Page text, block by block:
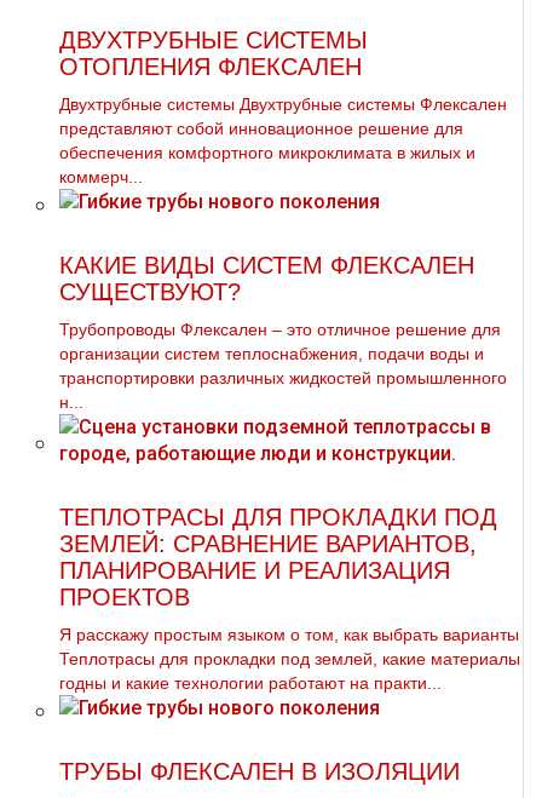
ДВУХТРУБНЫЕ СИСТЕМЫ
ОТОПЛЕНИЯ ФЛЕКСАЛЕН
Двухтрубные системы Двухтрубные системы Флексален
представляют собой инновационное решение для
обеспечения комфортного микроклимата в жилых и
коммерч...
КАКИЕ ВИДЫ СИСТЕМ ФЛЕКСАЛЕН
СУЩЕСТВУЮТ?
Трубопроводы Флексален – это отличное решение для
организации систем теплоснабжения, подачи воды и
транспортировки различных жидкостей промышленного
н...
ТЕПЛОТРАСЫ ДЛЯ ПРОКЛАДКИ ПОД
ЗЕМЛЕЙ: СРАВНЕНИЕ ВАРИАНТОВ,
ПЛАНИРОВАНИЕ И РЕАЛИЗАЦИЯ
ПРОЕКТОВ
Я расскажу простым языком о том, как выбрать варианты
Теплотрасы для прокладки под землей, какие материалы
годны и какие технологии работают на практи...
ТРУБЫ ФЛЕКСАЛЕН В ИЗОЛЯЦИИ